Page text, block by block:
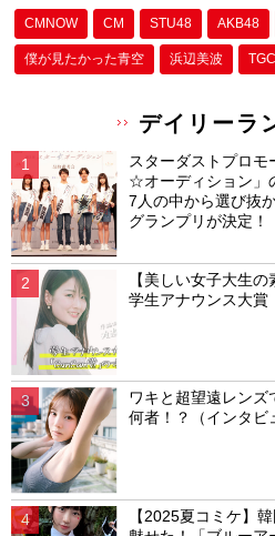
CMNOW CM STU48 AKB48
僕が⾒たかった⻘空 浜辺美波 TGC
デイリーラ
スターダストプロ
☆オーディション」
7人の中から選び抜
グランプリが決定！
【美しい女子大生
学生アナウンス大賞
ワキと超望遠レンズ
何者！？（インタビ
【2025夏コミケ】